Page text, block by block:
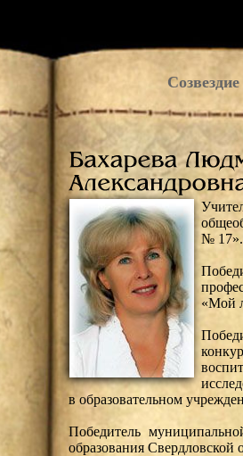
№ 17».
«Мой
в образовательном
Победитель
образования Свердловской